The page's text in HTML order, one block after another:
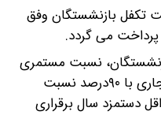
تکفل بازنشستگان وفق
پرداخت می گردد.
نسبت مستمری
بازنشسته به حداقل دستمزد سال جاری با ٩٠درصد نسبت
دستمزد سال برقراری